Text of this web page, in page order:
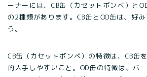
ーナーには、CB缶（カセットボンベ）と
の2種類があります。CB缶とOD缶は、好
う。
CB缶（カセットボンベ）の特徴は、CB缶
的入手しやすいこと。OD缶の特徴は、バ